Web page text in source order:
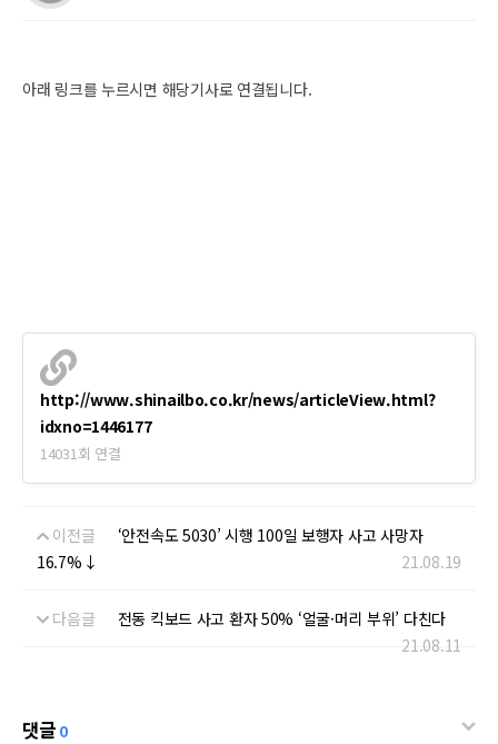
아래 링크를 누르시면 해당기사로 연결됩니다.
http://www.shinailbo.co.kr/news/articleView.html?
idxno=1446177
14031회 연결
이전글
‘안전속도 5030’ 시행 100일 보행자 사고 사망자
16.7%↓
21.08.19
다음글
전동 킥보드 사고 환자 50% ‘얼굴·머리 부위’ 다친다
21.08.11
댓글 0